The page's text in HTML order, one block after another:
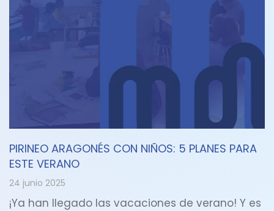
PIRINEO ARAGONÉS CON NIÑOS: 5 PLANES PARA
ESTE VERANO
24 junio 2025
¡Ya han llegado las vacaciones de verano! Y es